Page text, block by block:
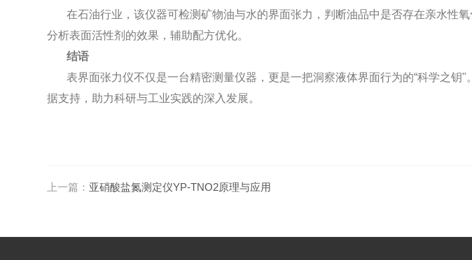
在石油行业，该仪器可检测矿物油与水的界面张力，判断油品中是否存在亲水性
分析表面活性剂的效果，辅助配方优化。
结语
表界面张力仪不仅是一台精密测量仪器，更是一把洞察液体界面行为的“科学之
据支持，助力科研与工业实践的深入发展。
上一篇： 亚硝酸盐氮测定仪YP-TNO2原理与应用